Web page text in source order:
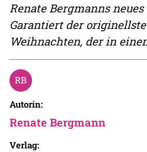
Renate Bergmanns
Garantiert der
Weihnachten, der in
Autorin:
Renate Bergmann
Verlag: